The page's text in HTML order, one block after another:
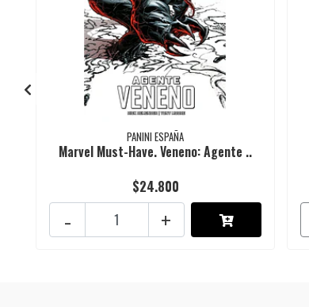
PANINI ESPAÑA
Marvel Must-Have. Veneno: Agente ..
$24.800
+
-